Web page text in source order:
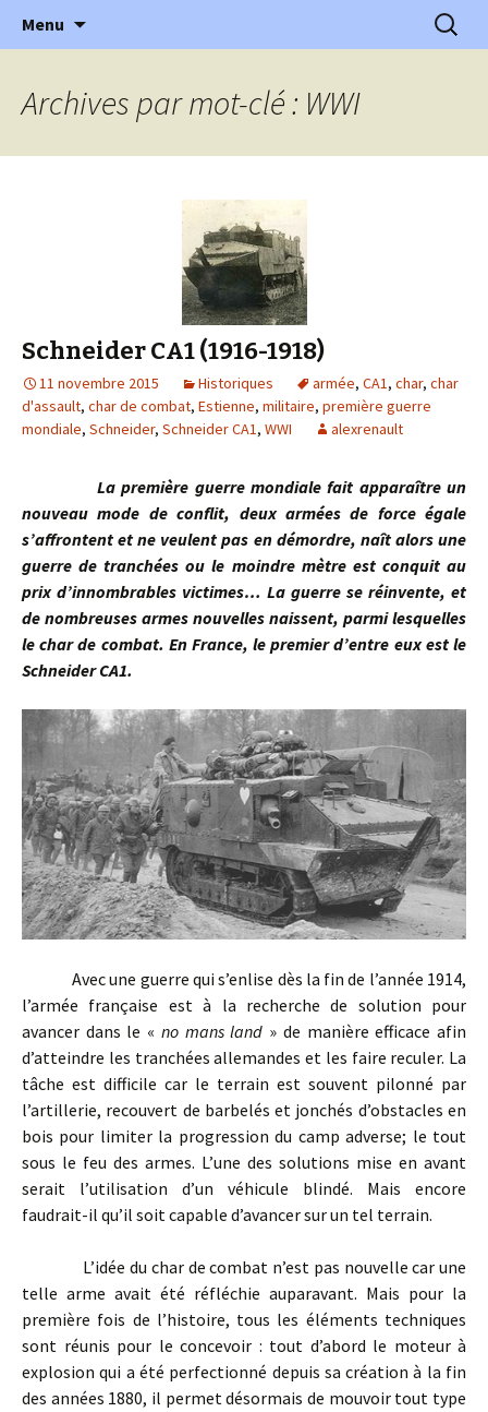
l'Automobile Ancienne
l'automobile ancienne : articles, historiques
…
Menu
Archives par mot-clé : WWI
Schneider CA1 (1916-1918)
11 novembre 2015 Historiques armée, CA1, char, char
d'assault, char de combat, Estienne, militaire, première guerre
mondiale, Schneider, Schneider CA1, WWI alexrenault
La première guerre mondiale fait apparaître un
nouveau mode de conflit, deux armées de force égale
s’affrontent et ne veulent pas en démordre, naît alors une
guerre de tranchées ou le moindre mètre est conquit au
prix d’innombrables victimes… La guerre se réinvente, et
de nombreuses armes nouvelles naissent, parmi lesquelles
le char de combat. En France, le premier d’entre eux est le
Schneider CA1.
Avec une guerre qui s’enlise dès la fin de l’année 1914,
l’armée française est à la recherche de solution pour
avancer dans le « no mans land » de manière efficace afin
d’atteindre les tranchées allemandes et les faire reculer. La
tâche est difficile car le terrain est souvent pilonné par
l’artillerie, recouvert de barbelés et jonchés d’obstacles en
bois pour limiter la progression du camp adverse; le tout
sous le feu des armes. L’une des solutions mise en avant
serait l’utilisation d’un véhicule blindé. Mais encore
faudrait-il qu’il soit capable d’avancer sur un tel terrain.
L’idée du char de combat n’est pas nouvelle car une
telle arme avait été réfléchie auparavant. Mais pour la
première fois de l’histoire, tous les éléments techniques
sont réunis pour le concevoir : tout d’abord le moteur à
explosion qui a été perfectionné depuis sa création à la fin
des années 1880, il permet désormais de mouvoir tout type